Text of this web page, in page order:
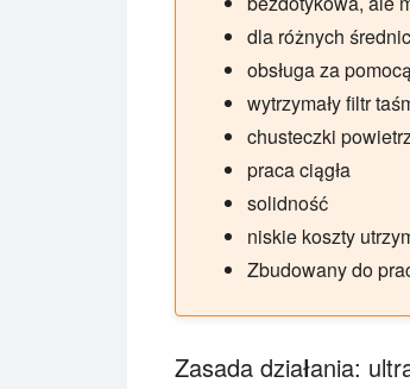
dla różnych średnic
obsługa za
wytrzymały filtr
chusteczki
praca ciągła
solidność
niskie koszty
Zbudowany do
Zasada działania: